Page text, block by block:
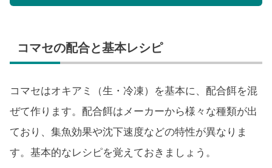
コマセの配合と基本レシピ
コマセはオキアミ（生・冷凍）を基本に、配合餌を混
ぜて作ります。配合餌はメーカーから様々な種類が出
ており、集魚効果や沈下速度などの特性が異なりま
す。基本的なレシピを覚えておきましょう。